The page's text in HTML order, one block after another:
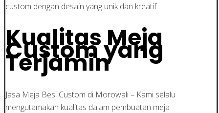
custom dengan desain yang unik dan kreatif.
Kualitas Meja
Custom yang
Terjamin
Jasa Meja Besi Custom di Morowali – Kami selalu
mengutamakan kualitas dalam pembuatan meja